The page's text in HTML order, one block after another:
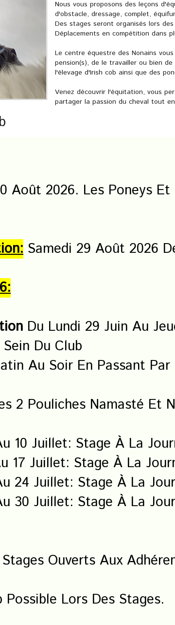
Nous vous proposons des leçons
d'obstacle, dressage, complet,
Des stages seront organisés lors
Déplacements en compétition dans
Le centre équestre des Nonains
pension(s), de le travailler ou bien
l'élevage d'Irish cob ainsi que des
Venez découvrir l'équitation, vous
partager la passion du cheval tout
Août 2026. Les Poneys Et
Samedi 29 Août 2026
Du Lundi 29 Juin Au
Du Club
Au Soir En Passant
2 Pouliches Namasté Et
10 Juillet: Stage À La
17 Juillet: Stage À La
24 Juillet: Stage À La
30 Juillet: Stage À La
Ouverts Aux
Possible Lors Des Stages.